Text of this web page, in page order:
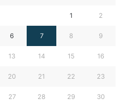
1 2
6 7 8 9
13 14 15 16
20 21 22 23
27 28 29 30